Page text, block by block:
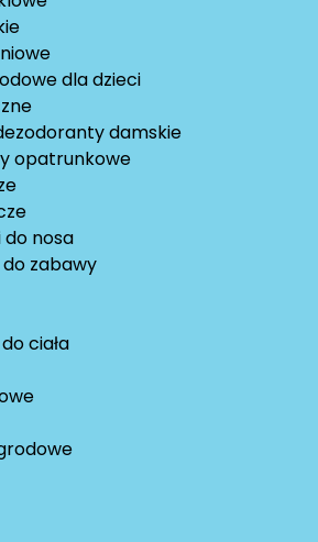
dla dzieci
damskie
opatrunkowe
nosa
zabawy
ciała